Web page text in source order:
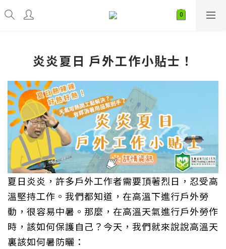
炎炎夏日 戶外工作小貼士！
夏日炎炎，許多戶外工作者需要頂著烈日，忍受高
溫堅持工作。我們都知道，在高溫下進行戶外勞
動，很容易中暑。那麼，在高溫天氣進行戶外勞作
時，該如何保護自己？今天，我們就來說說高溫天
裏該如何暑防曬：